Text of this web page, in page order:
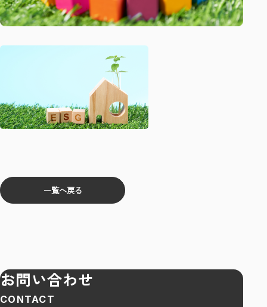
一覧へ戻る
お問い合わせ
CONTACT